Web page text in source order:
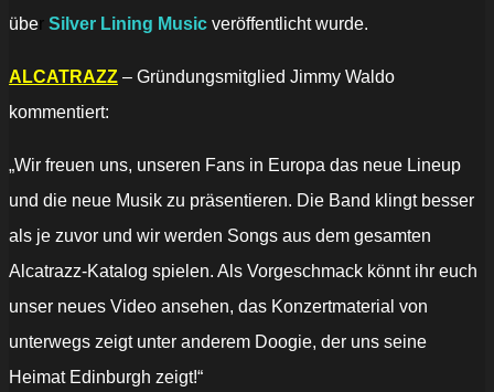
über Silver Lining Music veröffentlicht wurde.
ALCATRAZZ – Gründungsmitglied Jimmy Waldo
kommentiert:
„Wir freuen uns, unseren Fans in Europa das neue Lineup
und die neue Musik zu präsentieren. Die Band klingt besser
als je zuvor und wir werden Songs aus dem gesamten
Alcatrazz-Katalog spielen. Als Vorgeschmack könnt ihr euch
unser neues Video ansehen, das Konzertmaterial von
unterwegs zeigt unter anderem Doogie, der uns seine
Heimat Edinburgh zeigt!“